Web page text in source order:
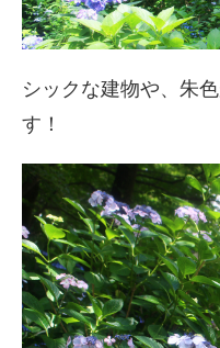
シックな建物や、朱
す！